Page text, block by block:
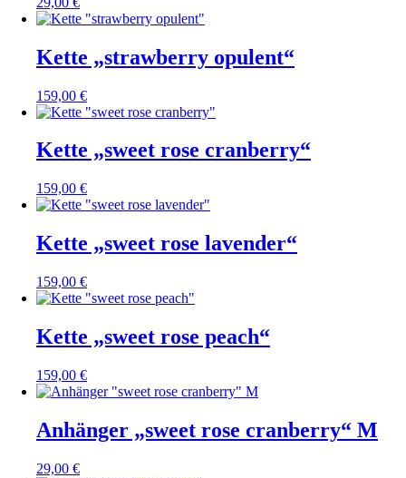
Kette „strawberry opulent“
159,00 €
Kette „sweet rose cranberry“
159,00 €
Kette „sweet rose lavender“
159,00 €
Kette „sweet rose peach“
159,00 €
Anhänger „sweet rose cranberry“ M
29,00 €